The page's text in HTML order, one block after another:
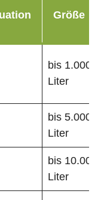
Größe
bis 1.000
Liter
bis 5.000
Liter
bis 10.000
Liter